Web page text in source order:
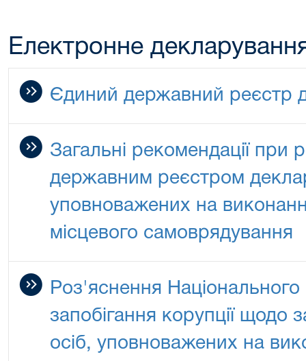
Електронне
Єдиний державний реєстр
Загальні рекомендації при
державним реєстром
уповноважених на
місцевого самоврядування
Роз'яснення Національного
запобігання корупції щодо
осіб, уповноважених на